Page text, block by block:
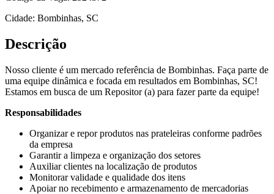
Cidade: Bombinhas, SC
Descrição
Nosso cliente é um mercado referência de Bombinhas. Faça parte de
uma equipe dinâmica e focada em resultados em Bombinhas, SC!
Estamos em busca de um Repositor (a) para fazer parte da equipe!
Responsabilidades
Organizar e repor produtos nas prateleiras conforme padrões
da empresa
Garantir a limpeza e organização dos setores
Auxiliar clientes na localização de produtos
Monitorar validade e qualidade dos itens
Apoiar no recebimento e armazenamento de mercadorias